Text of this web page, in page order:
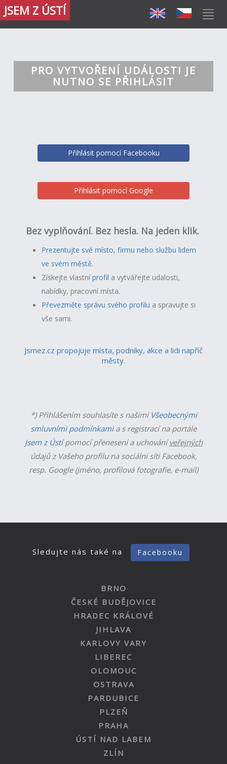
JSEM Z ÚSTÍ
PRO VYTVOŘENÍ UDÁLOSTI JE
NUTNO SE PŘIHLÁSIT
Přihlásit pomocí Facebooku
Přihlásit pomocí Google
Bez vyplňování. Bez hesla. Na jeden klik.
Prezentujte své místo, firmu nebo službu lidem
ve svém městě.
Získejte vlastníprofil a vytvářejte udalosti,
nabídky, pracovní místa.
Převezměte správu svého profilu a spravujte si
vše sami.
Jsmez.cz propojuje místa, podniky, akce a lidi napříč
městy.
*) Přihlášením souhlasíte s našimi Všeobecnými
smluvními podmínkamia s registrací na portále
Jsem z Ústípomocí přenesení a uchováníveřejných
údajů z Vašeho profilu na sociální síti Facebook,
resp. Google (jméno, profilová fotografie, e-mail)
Sledujte nás také na Facebooku
BRNO
ČESKÉ BUDĚJOVICE
HRADEC KRÁLOVÉ
JIHLAVA
KARLOVY VARY
LIBEREC
OLOMOUC
OSTRAVA
PARDUBICE
PLZEŇ
PRAHA
ÚSTÍ NAD LABEM
ZLÍN